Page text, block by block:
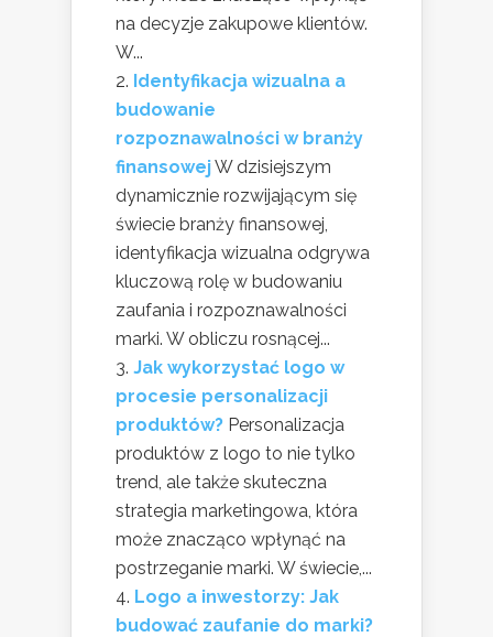
na decyzje zakupowe klientów.
W...
Identyfikacja wizualna a
budowanie
rozpoznawalności w branży
finansowejW dzisiejszym
dynamicznie rozwijającym się
świecie branży finansowej,
identyfikacja wizualna odgrywa
kluczową rolę w budowaniu
zaufania i rozpoznawalności
marki. W obliczu rosnącej...
Jak wykorzystać logo w
procesie personalizacji
produktów? Personalizacja
produktów z logo to nie tylko
trend, ale także skuteczna
strategia marketingowa, która
może znacząco wpłynąć na
postrzeganie marki. W świecie,...
Logo a inwestorzy: Jak
budować zaufanie do marki?